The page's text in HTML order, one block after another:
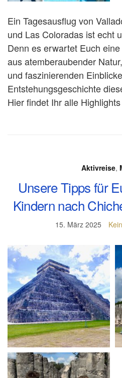
Ein Tagesausflug von
und Las Coloradas ist echt
Denn es erwartet Euch
aus atemberaubender
und faszinierenden
Entstehungsgeschichte
Hier findet Ihr alle
Aktivreise,
Unsere Tipps für
Kindern nach
15. März 2025